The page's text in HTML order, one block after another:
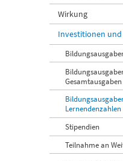
Wirkung
Investitionen und
Gesamtausgaben
Lernendenzahlen
Stipendien
Teilnahme an